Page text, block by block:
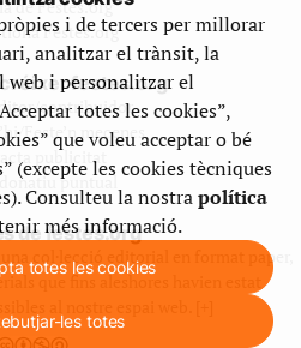
de Festes.org
Festes.org
festes.org
contribuidor
Feste’n mecenes
publicitat
puntual
de festes.org
col·lecció editorial en format paper,
que fins aleshores havien estat
al nostre espai web. [+]
i de tercers per millorar
analitzar el trànsit, la
web i personalitzar el
totes les cookies”,
que voleu acceptar o bé
(excepte les cookies tècniques
Consulteu la nostrapolítica
més informació.
totes les cookies
les totes